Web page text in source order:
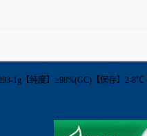
1g【纯度】≥98%(GC)【保存】2-